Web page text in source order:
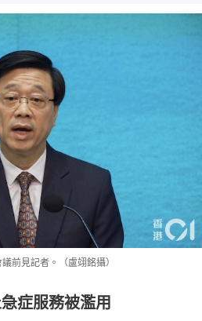
前見記者。（盧翊銘攝）
症服務被濫用